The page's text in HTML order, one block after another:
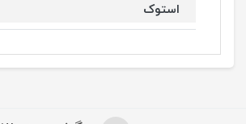
استوک